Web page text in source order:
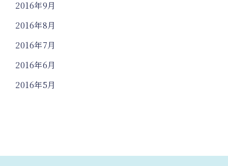
2016年9月
2016年8月
2016年7月
2016年6月
2016年5月